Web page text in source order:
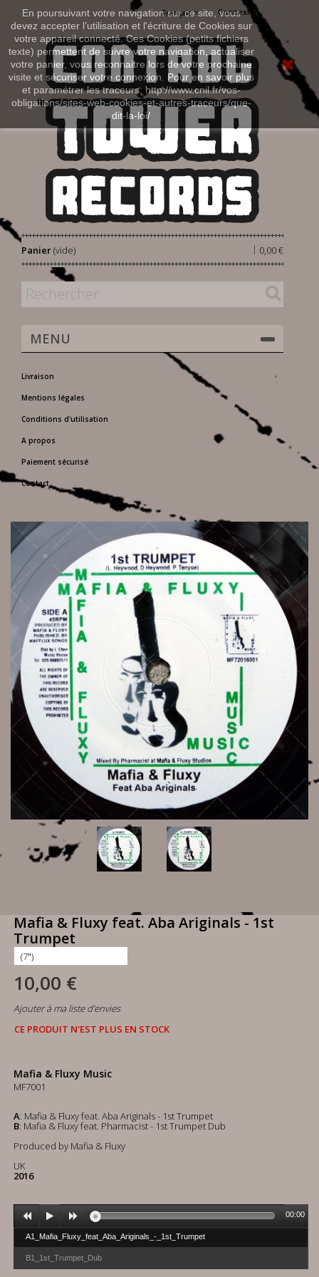
En poursuivant votre navigation sur ce site, vous
devez accepter l’utilisation et l'écriture de Cookies sur
votre appareil connecté. Ces Cookies (petits fichiers
texte) permettent de suivre votre navigation, actualiser
votre panier, vous reconnaitre lors de votre prochaine
visite et sécuriser votre connexion. Pour en savoir plus
et paramétrer les traceurs: http://www.cnil.fr/vos-
obligations/sites-web-cookies-et-autres-traceurs/que-
dit-la-loi/
Connexion
Français
Panier 0,00 €
|
(vide)
MENU
Livraison
Mentions légales
Conditions d'utilisation
A propos
Paiement sécurisé
Contact
Mafia & Fluxy feat. Aba Ariginals - 1st
Trumpet
10,00 €
Ajouter à ma liste d'envies
CE PRODUIT N'EST PLUS EN STOCK
Mafia & Fluxy Music
MF7001
A: Mafia & Fluxy feat. Aba Ariginals - 1st Trumpet
B: Mafia & Fluxy feat. Pharmacist - 1st Trumpet Dub
Produced by Mafia & Fluxy
UK
2016
A1_Mafia_Fluxy_feat_Aba_Ariginals_-_1st_Trumpet
B1_1st_Trumpet_Dub
00:00